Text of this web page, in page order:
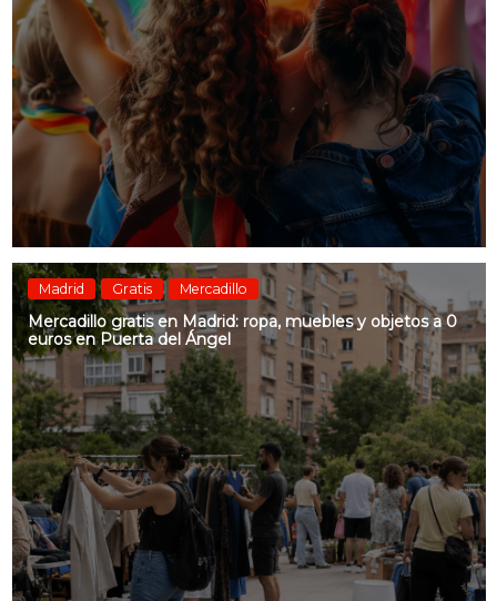
Madrid Gratis Mercadillo
Mercadillo gratis en Madrid: ropa, muebles y objetos a 0
euros en Puerta del Ángel